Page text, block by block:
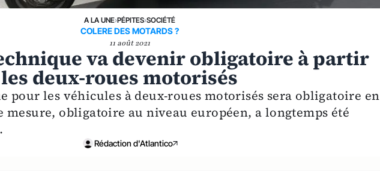
A LA UNE›PÉPITES›SOCIÉTÉ
COLERE DES MOTARDS ?
11 août 2021
va devenir obligatoire à partir
deux-roues motorisés
pour les véhicules à deux-roues motorisés sera obligatoire en
mesure, obligatoire au niveau européen, a longtemps été
Rédaction d'Atlantico